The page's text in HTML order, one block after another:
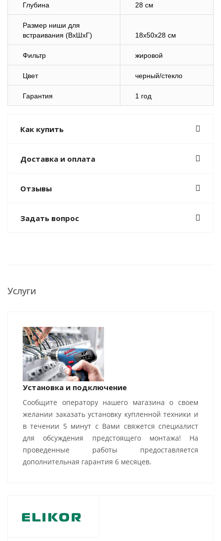
Глубина 28 см
Размер ниши для
встраивания (ВхШхГ)
18х50х28 см
Фильтр жировой
Цвет черный/стекло
Гарантия 1 год
Как купить
Доставка и оплата
Отзывы
Задать вопрос
Услуги
Установка и подключение
Сообщите оператору нашего магазина о своем
желании заказать установку купленной техники и
в течении 5 минут с Вами свяжется специалист
для обсуждения предстоящего монтажа! На
проведенные работы предоставляется
дополнительная гарантия 6 месяцев.